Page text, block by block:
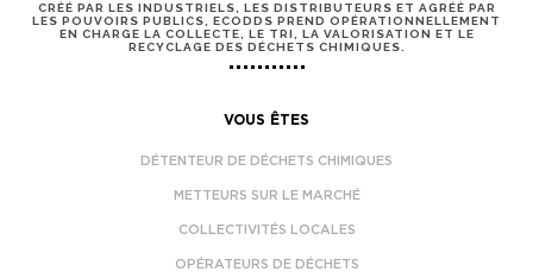
CRÉÉ PAR LES INDUSTRIELS, LES DISTRIBUTEURS ET AGRÉÉ PAR
LES POUVOIRS PUBLICS, ECODDS PREND OPÉRATIONNELLEMENT
EN CHARGE LA COLLECTE, LE TRI, LA VALORISATION ET LE
RECYCLAGE DES DÉCHETS CHIMIQUES.
VOUS ÊTES
DÉTENTEUR DE DÉCHETS CHIMIQUES
METTEURS SUR LE MARCHÉ
COLLECTIVITÉS LOCALES
OPÉRATEURS DE DÉCHETS